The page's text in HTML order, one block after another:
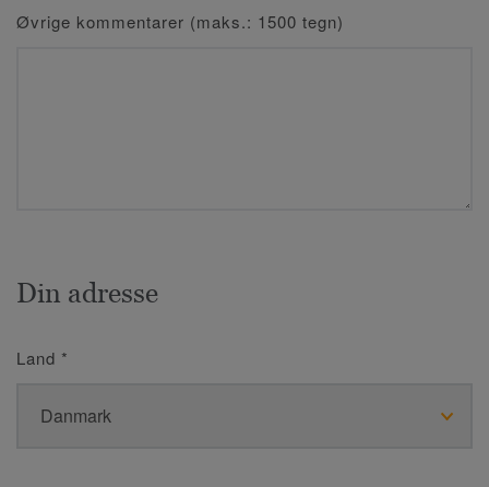
Øvrige kommentarer (maks.: 1500 tegn)
Din adresse
Land *